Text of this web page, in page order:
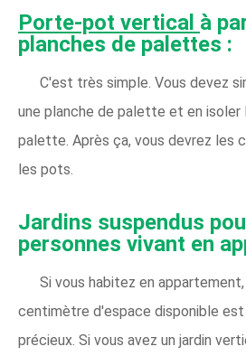
Porte-pot vertical à
planches de palettes :
C'est très simple. Vous devez
une planche de palette et en isoler
palette. Après ça, vous devrez les
les pots.
Jardins suspendus
personnes vivant en
Si vous habitez en
centimètre d'espace disponible
précieux. Si vous avez un jardin